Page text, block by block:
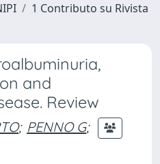
1 Contributo su Rivista
and
Review
; PENNO G;